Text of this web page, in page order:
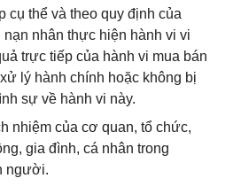
cụ thể và theo quy định của
nhân thực hiện hành vi vi
trực tiếp của hành vi mua bán
lý hành chính hoặc không bị
sự về hành vi này.
nhiệm của cơ quan, tổ chức,
gia đình, cá nhân trong
người.